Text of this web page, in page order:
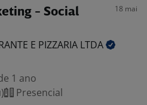
- Social
18 mai
E PIZZARIA LTDA
1 ano
Presencial